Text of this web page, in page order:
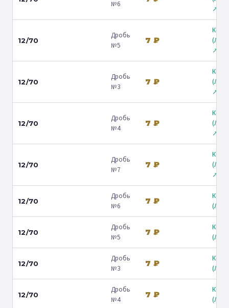
№6
↗
12/70
Дробь
№5
7 ₽
↗
12/70
Дробь
№3
7 ₽
↗
12/70
Дробь
№4
7 ₽
↗
12/70
Дробь
№7
7 ₽
↗
12/70
Дробь
№6
7 ₽
12/70
Дробь
№5
7 ₽
12/70
Дробь
№3
7 ₽
12/70
Дробь
№4
7 ₽